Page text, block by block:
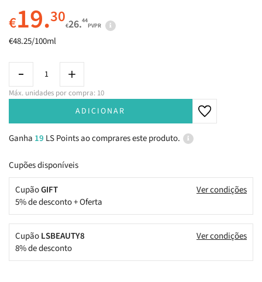
€19.30€26.44
PVPR
€48.25/100ml
Máx. unidades por compra: 10
ADICIONAR
Ganha 19 LS Points ao comprares este produto.
Cupões disponíveis
CupãoGIFT
5% de desconto + Oferta
Ver condições
CupãoLSBEAUTY8
8% de desconto
Ver condições